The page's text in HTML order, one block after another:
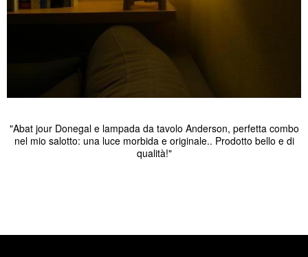
"Abat jour Donegal e lampada da tavolo Anderson, perfetta combo
nel mio salotto: una luce morbida e originale.. Prodotto bello e di
qualità!"